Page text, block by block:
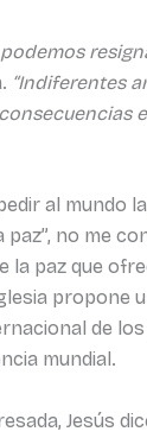
“Indiferentes
al mundo
no me
la paz que
propone
de
mundial.
Jesús